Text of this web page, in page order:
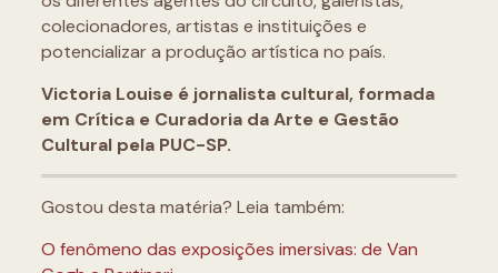
colecionadores, artistas e instituições e
potencializar a produção artística no país.
Victoria Louise é jornalista cultural, formada
em Crítica e Curadoria da Arte e Gestão
Cultural pela PUC-SP.
Gostou desta matéria? Leia também:
O fenômeno das exposições imersivas: de Van